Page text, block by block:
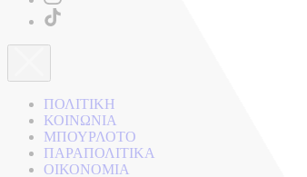
ΠΟΛΙΤΙΚΗ
ΚΟΙΝΩΝΙΑ
ΜΠΟΥΡΛΟΤΟ
ΠΑΡΑΠΟΛΙΤΙΚΑ
ΟΙΚΟΝΟΜΙΑ